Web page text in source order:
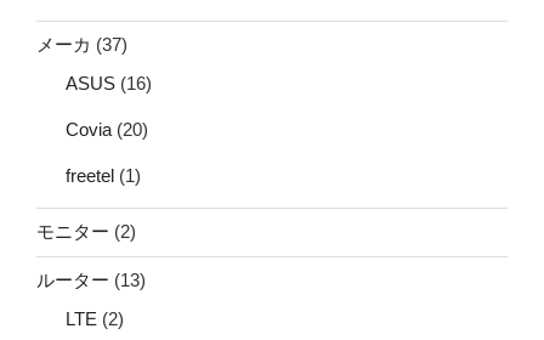
メーカ (37)
ASUS (16)
Covia (20)
freetel (1)
モニター (2)
ルーター (13)
LTE (2)